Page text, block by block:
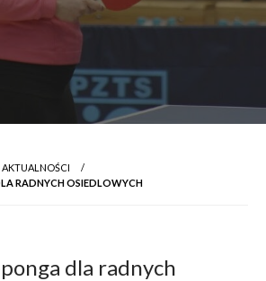
AKTUALNOŚCI
RADNYCH OSIEDLOWYCH
dla radnych